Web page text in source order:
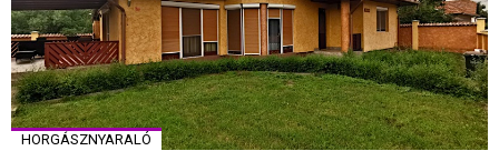
HORGÁSZNYARALÓ